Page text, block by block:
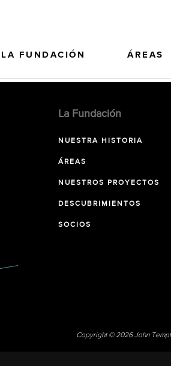
LA FUNDACIÓN ÁREAS
La Fundación
NUESTRA HISTORIA
ÁREAS
NUESTROS PROYECTOS
DESCUBRIMIENTOS
SOCIOS
Copyright © 2026 John